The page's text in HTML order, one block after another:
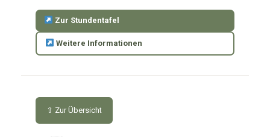
Zur Stundentafel
Weitere Informationen
⇧ Zur Übersicht